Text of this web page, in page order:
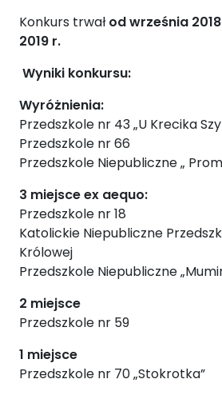
Konkurs trwałod września
2019 r.
Wyniki konkursu:
Wyróżnienia:
Przedszkole nr 43 „U Krecika
Przedszkole nr 66
Przedszkole Niepubliczne „
3 miejsceex aequo:
Przedszkole nr 18
Katolickie Niepubliczne
Królowej
Przedszkole Niepubliczne
2 miejsce
Przedszkole nr 59
1 miejsce
Przedszkole nr 70 „Stokrotka”